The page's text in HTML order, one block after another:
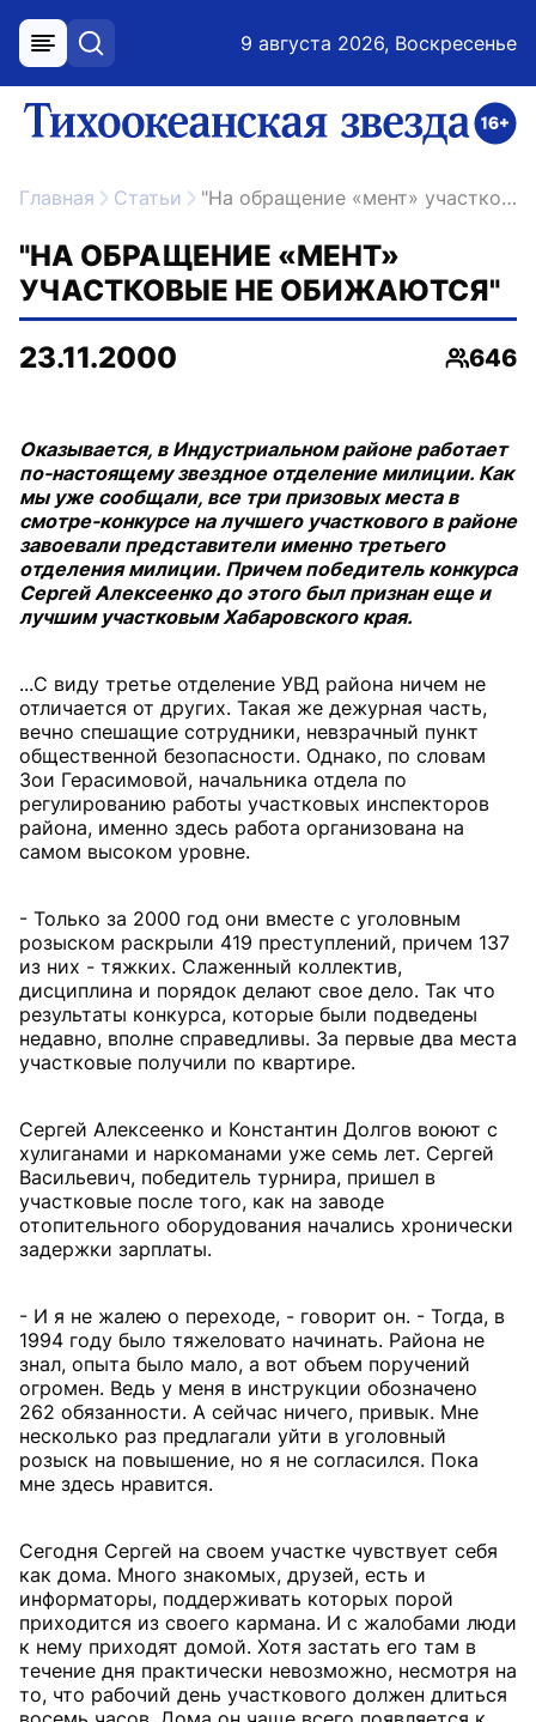
меню поиск 9 августа 2026, Воскресенье
ссылка на главную
Главная Статьи "На обращение «мент» участковые не обижаются"
"НА ОБРАЩЕНИЕ «МЕНТ»
УЧАСТКОВЫЕ НЕ ОБИЖАЮТСЯ"
23.11.2000
646
Оказывается, в Индустриальном районе работает
по-настоящему звездное отделение милиции. Как
мы уже сообщали, все три призовых места в
смотре-конкурсе на лучшего участкового в районе
завоевали представители именно третьего
отделения милиции. Причем победитель конкурса
Сергей Алексеенко до этого был признан еще и
лучшим участковым Хабаровского края.
...С виду третье отделение УВД района ничем не
отличается от других. Такая же дежурная часть,
вечно спешащие сотрудники, невзрачный пункт
общественной безопасности. Однако, по словам
Зои Герасимовой, начальника отдела по
регулированию работы участковых инспекторов
района, именно здесь работа организована на
самом высоком уровне.
- Только за 2000 год они вместе с уголовным
розыском раскрыли 419 преступлений, причем 137
из них - тяжких. Слаженный коллектив,
дисциплина и порядок делают свое дело. Так что
результаты конкурса, которые были подведены
недавно, вполне справедливы. За первые два места
участковые получили по квартире.
Сергей Алексеенко и Константин Долгов воюют с
хулиганами и наркоманами уже семь лет. Сергей
Васильевич, победитель турнира, пришел в
участковые после того, как на заводе
отопительного оборудования начались хронически
задержки зарплаты.
- И я не жалею о переходе, - говорит он. - Тогда, в
1994 году было тяжеловато начинать. Района не
знал, опыта было мало, а вот объем поручений
огромен. Ведь у меня в инструкции обозначено
262 обязанности. А сейчас ничего, привык. Мне
несколько раз предлагали уйти в уголовный
розыск на повышение, но я не согласился. Пока
мне здесь нравится.
Сегодня Сергей на своем участке чувствует себя
как дома. Много знакомых, друзей, есть и
информаторы, поддерживать которых порой
приходится из своего кармана. И с жалобами люди
к нему приходят домой. Хотя застать его там в
течение дня практически невозможно, несмотря на
то, что рабочий день участкового должен длиться